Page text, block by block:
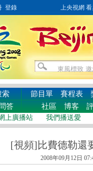
登錄 上央視網 看奧
索 節目單 賽程表
答 社區 博客
上廣播站 我們播送愛
[視頻]比費德勒還
2008年09月12日